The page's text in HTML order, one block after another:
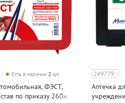
Есть в наличии2 шт.
ФЭСТ,
по приказу 260н
249779
Аптечка